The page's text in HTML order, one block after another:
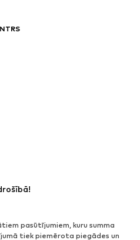
Šobrīd populāri
Ekskluzīvi
pasūtījumiem, kuru summa
tiek piemērota piegādes un